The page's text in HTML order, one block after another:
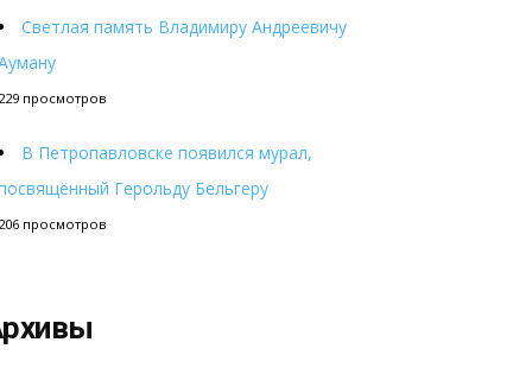
Светлая память Владимиру Андреевичу
просмотров
В Петропавловске появился мурал,
Герольду Бельгеру
просмотров